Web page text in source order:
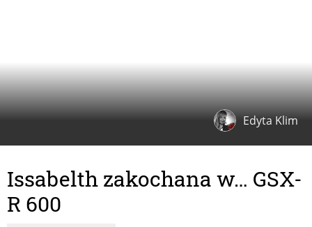
Edyta Klim
Issabelth zakochana w… GSX-
R 600